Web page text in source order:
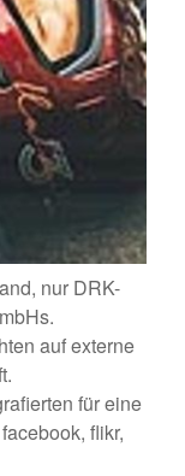
nur DRK-
auf externe
für eine
flikr,